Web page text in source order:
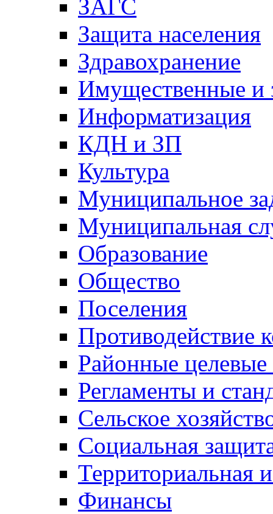
ЗАГС
Защита населения
Здравохранение
Имущественные и
Информатизация
КДН и ЗП
Культура
Муниципальное
Муниципальная
Образование
Общество
Поселения
Противодействие
Районные
Регламенты и
Сельское
Социальная
Территориальная
Финансы